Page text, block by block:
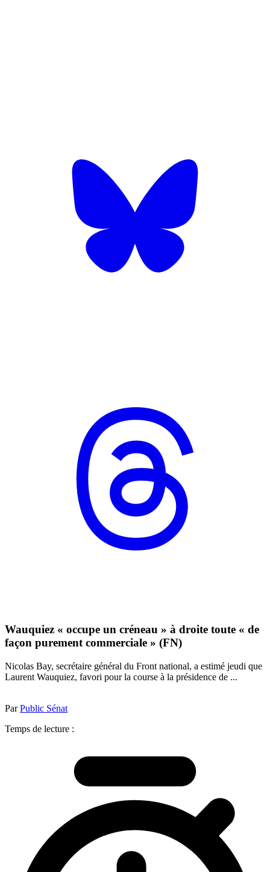
Wauquiez « occupe un créneau » à droite toute « de
façon purement commerciale » (FN)
Nicolas Bay, secrétaire général du Front national, a estimé jeudi que
Laurent Wauquiez, favori pour la course à la présidence de ...
ParPublic Sénat
Temps de lecture :